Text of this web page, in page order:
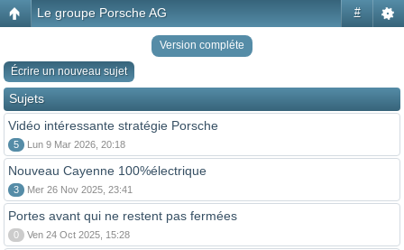
#
Le groupe Porsche AG
Version compléte
Écrire un nouveau sujet
Sujets
Vidéo intéressante stratégie Porsche
5 Lun 9 Mar 2026, 20:18
Nouveau Cayenne 100%électrique
3 Mer 26 Nov 2025, 23:41
Portes avant qui ne restent pas fermées
0 Ven 24 Oct 2025, 15:28